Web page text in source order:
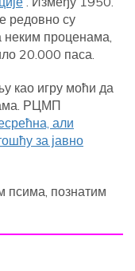
редовно су
неким проценама,
20.000 паса.
као игру моћи да
РЦМП
али
за јавно
псима, познатим